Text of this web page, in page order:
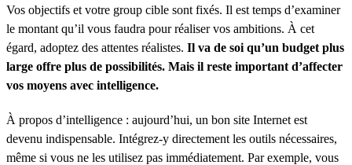
Vos objectifs et votre group cible sont fixés. Il est temps d’examiner
le montant qu’il vous faudra pour réaliser vos ambitions. À cet
égard, adoptez des attentes réalistes. Il va de soi qu’un budget plus
large offre plus de possibilités. Mais il reste important d’affecter
vos moyens avec intelligence.
À propos d’intelligence : aujourd’hui, un bon site Internet est
devenu indispensable. Intégrez-y directement les outils nécessaires,
même si vous ne les utilisez pas immédiatement. Par exemple, vous